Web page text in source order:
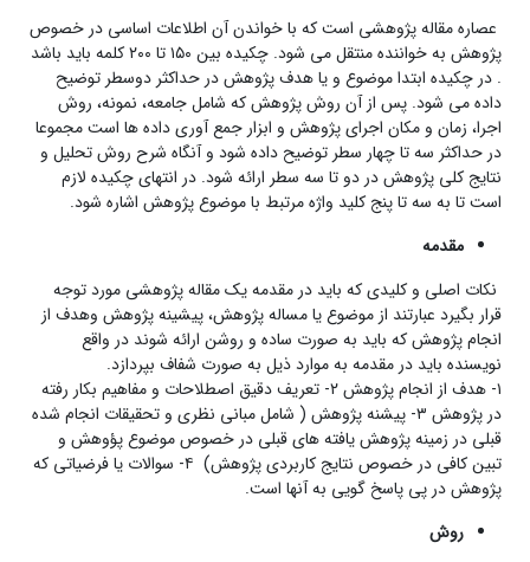
عصاره مقاله پژوهشی است که با خواندن آن اطلاعات اساسی در خصوص
پژوهش به خواننده منتقل می شود. چکیده بین ۱۵۰ تا ۲۰۰ کلمه باید باشد
. در چکیده ابتدا موضوع و یا هدف پژوهش در حداکثر دوسطر توضیح
داده می شود. پس از آن روش پژوهش که شامل جامعه، نمونه، روش
اجرا، زمان و مکان اجرای پژوهش و ابزار جمع آوری داده ها است مجموعا
در حداکثر سه تا چهار سطر توضیح داده شود و آنگاه شرح روش تحلیل و
نتایج کلی پژوهش در دو تا سه سطر ارائه شود. در انتهای چکیده لازم
است تا به سه تا پنج کلید واژه مرتبط با موضوع پژوهش اشاره شود.
مقدمه
نکات اصلی و کلیدی که باید در مقدمه یک مقاله پژوهشی مورد توجه
قرار بگیرد عبارتند از موضوع یا مساله پژوهش، پیشینه پژوهش وهدف از
انجام پژوهش که باید به صورت ساده و روشن ارائه شوند در واقع
نویسنده باید در مقدمه به موارد ذیل به صورت شفاف بپردازد.
۱- هدف از انجام پژوهش ۲- تعریف دقیق اصطلاحات و مفاهیم بکار رفته
در پژوهش ۳- پیشنه پژوهش ( شامل مبانی نظری و تحقیقات انجام شده
قبلی در زمینه پژوهش یافته های قبلی در خصوص موضوع پؤوهش و
تبین کافی در خصوص نتایج کاربردی پژوهش) ۴- سوالات یا فرضیاتی که
پژوهش در پی پاسخ گویی به آنها است.
روش